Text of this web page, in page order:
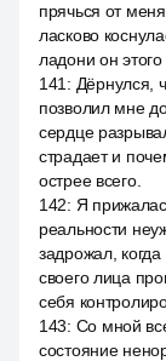
прячься от
ласково
ладони он
141 : Дёрнулся,
позволил мне
сердце
страдает и
острее всего.
142: Я
реальности
задрожал,
своего лица
себя
143: Со мной
состояние